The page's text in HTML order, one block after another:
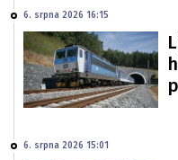
6. srpna 2026 16:15
6. srpna 2026 15:01